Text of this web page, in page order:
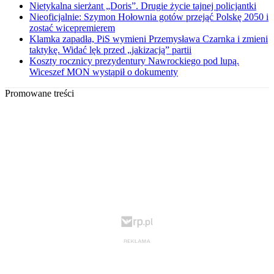
Nietykalna sierżant „Doris”. Drugie życie tajnej policjantki
Nieoficjalnie: Szymon Hołownia gotów przejąć Polskę 2050 i
zostać wicepremierem
Klamka zapadła, PiS wymieni Przemysława Czarnka i zmieni
taktykę. Widać lęk przed „jakizacją” partii
Koszty rocznicy prezydentury Nawrockiego pod lupą.
Wiceszef MON wystąpił o dokumenty
Promowane treści